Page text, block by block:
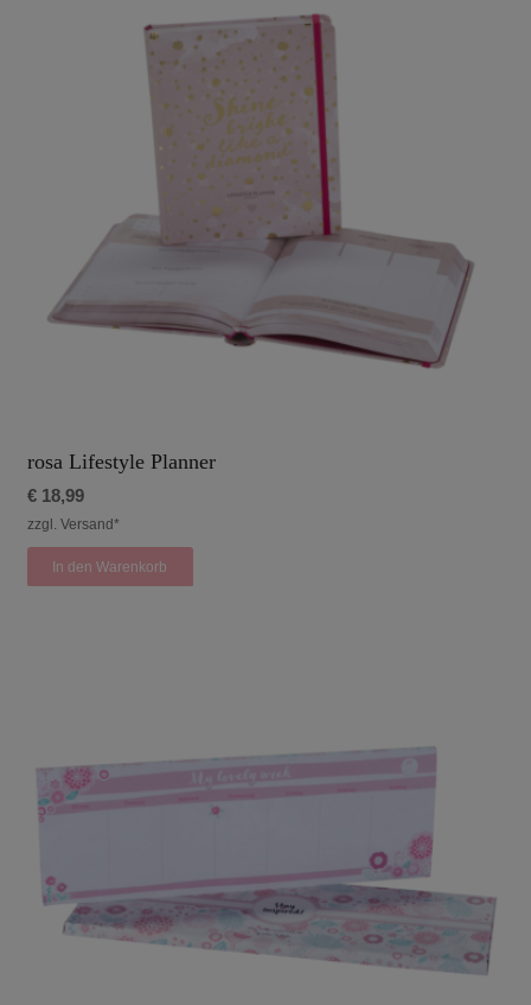
rosa Lifestyle Planner
€18,99
zzgl. Versand*
In den Warenkorb